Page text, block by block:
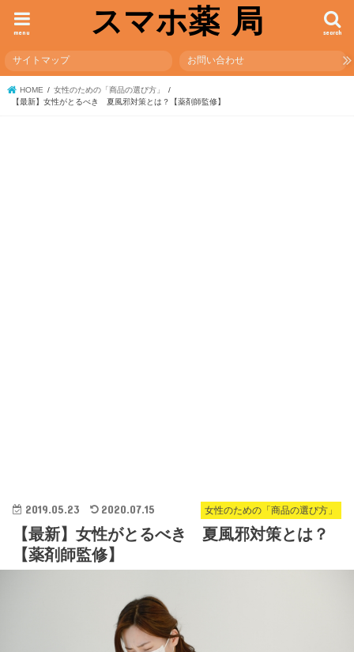
スマホ薬 局 search
menu
サイトマップ お問い合わせ
HOME
女性のための「商品の選び方」
【最新】女性がとるべき 夏風邪対策とは？【薬剤師監修】
女性のための「商品の選び方」
2019.05.23 2020.07.15
【最新】女性がとるべき 夏風邪対策とは？
【薬剤師監修】